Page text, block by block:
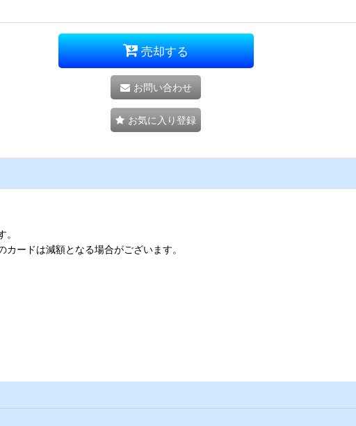
売却する
お問い合わせ
お気に入り登録
ードは減額となる場合がございます。